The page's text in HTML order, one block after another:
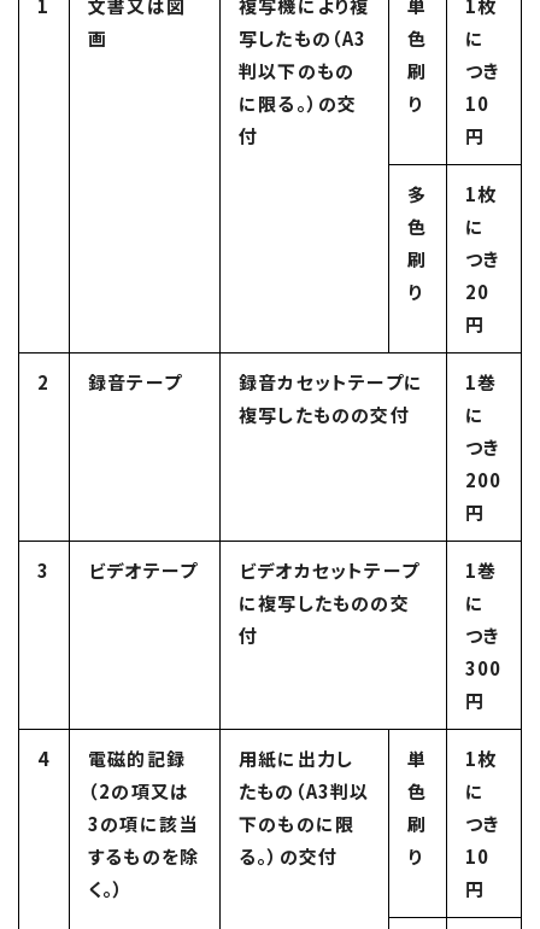
1
文書又は図
画
複写機により複
写したもの（A3
判以下のもの
に限る。）の交
付
単
色
刷
り
1枚
に
つき
10
円
多
色
刷
り
1枚
に
つき
20
円
2 録音テープ
録音カセットテープに
複写したものの交付
1巻
に
つき
200
円
3 ビデオテープ
ビデオカセットテープ
に複写したものの交
付
1巻
に
つき
300
円
4
電磁的記録
（2の項又は
3の項に該当
するものを除
く。）
用紙に出力し
たもの（A3判以
下のものに限
る。）の交付
単
色
刷
り
1枚
に
つき
10
円